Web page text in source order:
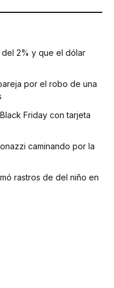
del 2% y que el dólar
por el robo de una
Friday con tarjeta
caminando por la
rastros de del niño en